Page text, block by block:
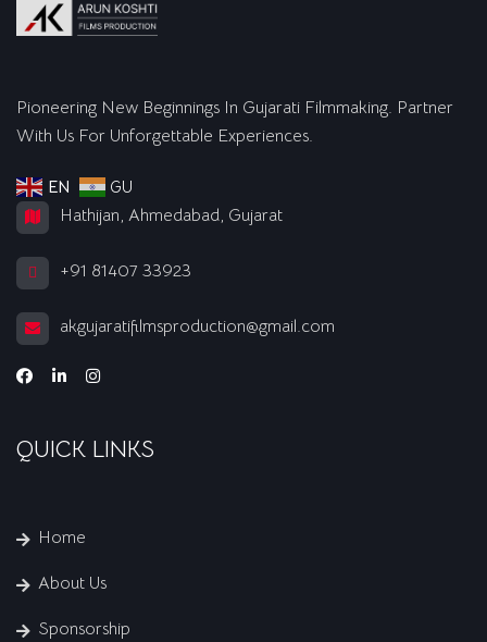
Pioneering New Beginnings In Gujarati Filmmaking. Partner
With Us For Unforgettable Experiences.
EN GU
Hathijan, Ahmedabad, Gujarat
+91 81407 33923
akgujaratifilmsproduction@gmail.com
QUICK LINKS
Home
About Us
Sponsorship